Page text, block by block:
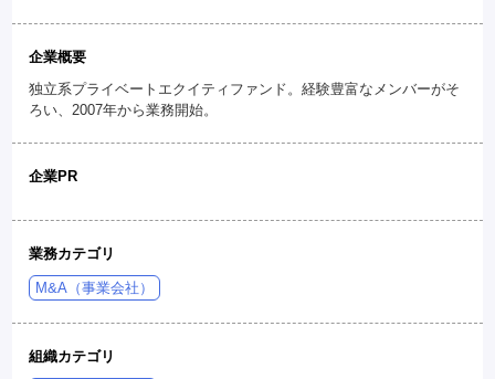
企業概要
独立系プライベートエクイティファンド。経験豊富なメンバーがそ
ろい、2007年から業務開始。
企業PR
業務カテゴリ
M&A（事業会社）
組織カテゴリ